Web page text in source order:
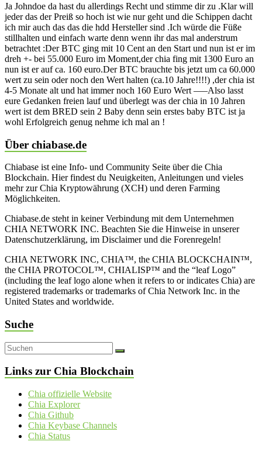
Ja Johndoe da hast du allerdings Recht und stimme dir zu .Klar will
jeder das der Preiß so hoch ist wie nur geht und die Schippen dacht
ich mir auch das das die hdd Hersteller sind .Ich würde die Füße
stillhalten und einfach warte denn wenn ihr das mal anderstrum
betrachtet :Der BTC ging mit 10 Cent an den Start und nun ist er im
dreh +- bei 55.000 Euro im Moment,der chia fing mit 1300 Euro an
nun ist er auf ca. 160 euro.Der BTC brauchte bis jetzt um ca 60.000
wert zu sein oder noch den Wert halten (ca.10 Jahre!!!!) ,der chia ist
4-5 Monate alt und hat immer noch 160 Euro Wert —–Also lasst
eure Gedanken freien lauf und überlegt was der chia in 10 Jahren
wert ist dem BRED sein 2 Baby denn sein erstes baby BTC ist ja
wohl Erfolgreich genug nehme ich mal an !
Über chiabase.de
Chiabase ist eine Info- und Community Seite über die Chia
Blockchain. Hier findest du Neuigkeiten, Anleitungen und vieles
mehr zur Chia Kryptowährung (XCH) und deren Farming
Möglichkeiten.
Chiabase.de steht in keiner Verbindung mit dem Unternehmen
CHIA NETWORK INC. Beachten Sie die Hinweise in unserer
Datenschutzerklärung, im Disclaimer und die Forenregeln!
CHIA NETWORK INC, CHIA™, the CHIA BLOCKCHAIN™,
the CHIA PROTOCOL™, CHIALISP™ and the “leaf Logo”
(including the leaf logo alone when it refers to or indicates Chia) are
registered trademarks or trademarks of Chia Network Inc. in the
United States and worldwide.
Suche
Links zur Chia Blockchain
Chia offizielle Website
Chia Explorer
Chia Github
Chia Keybase Channels
Chia Status